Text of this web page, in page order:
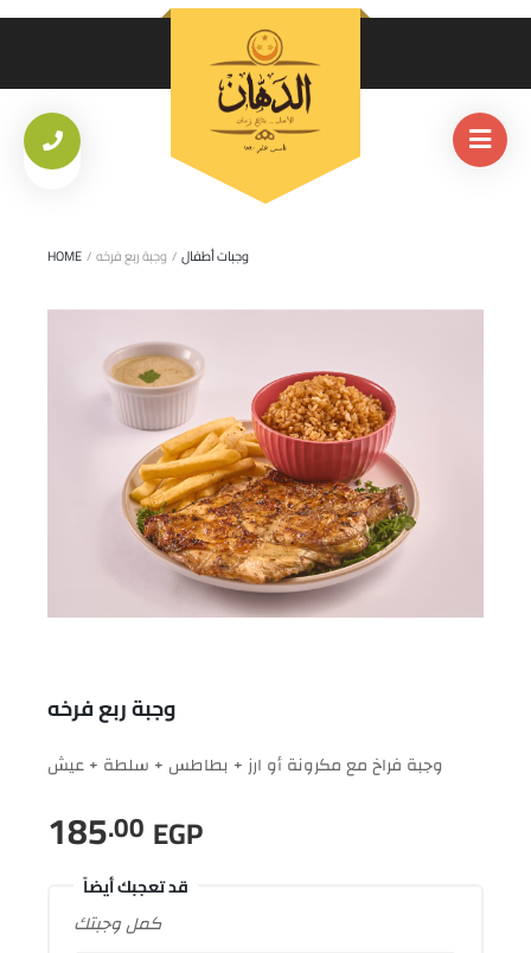
HOME / وجبات أطفال / وجبة ربع فرخه
وجبة ربع فرخه
وجبة فراخ مع مكرونة أو ارز + بطاطس + سلطة + عيش
185.00 EGP
قد تعجبك أيضاً
كمل وجبتك